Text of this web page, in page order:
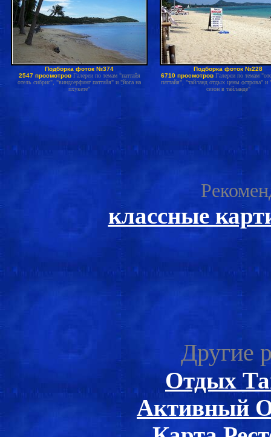
Подборка фоток №374
2547 просмотров Галереи по темам "паттайя
отель сибрис", "виндсерфинг паттайя" и "йога на
пхукете"
Подборка фоток №228
6710 просмотров Галереи по темам
паттайя", "тайланд отдых цены острова"
сезон в тайланде"
классные
Другие
Отдых
Активный